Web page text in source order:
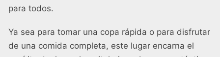
para todos.
Ya sea para tomar una copa rápida o para disfrutar
de una comida completa, este lugar encarna el